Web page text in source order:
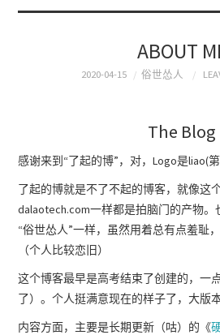
ABOUT
2020-04-15 俗世怂人
The Blog
感谢来到“了起的博”，对，Logo是liao(第
了起的博就是不了不起的博客，就像这
dalaotech.com一样都是拍脑门的产物
“俗世怂人”一样，虽然用着总有点羞耻
（个人比较恋旧）
这个博客最早是高考结束了创建的，一
了）。个人挺满意现在的样子了，大版
内容方面，主要是长期更新（咕）的《